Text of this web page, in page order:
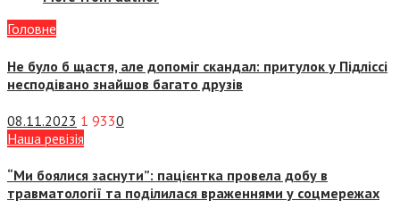
Головне
Не було б щастя, але допоміг скандал: притулок у Підліссі
несподівано знайшов багато друзів
08.11.2023 1 9330
Наша ревізія
“Ми боялися заснути”: пацієнтка провела добу в
травматології та поділилася враженнями у соцмережах